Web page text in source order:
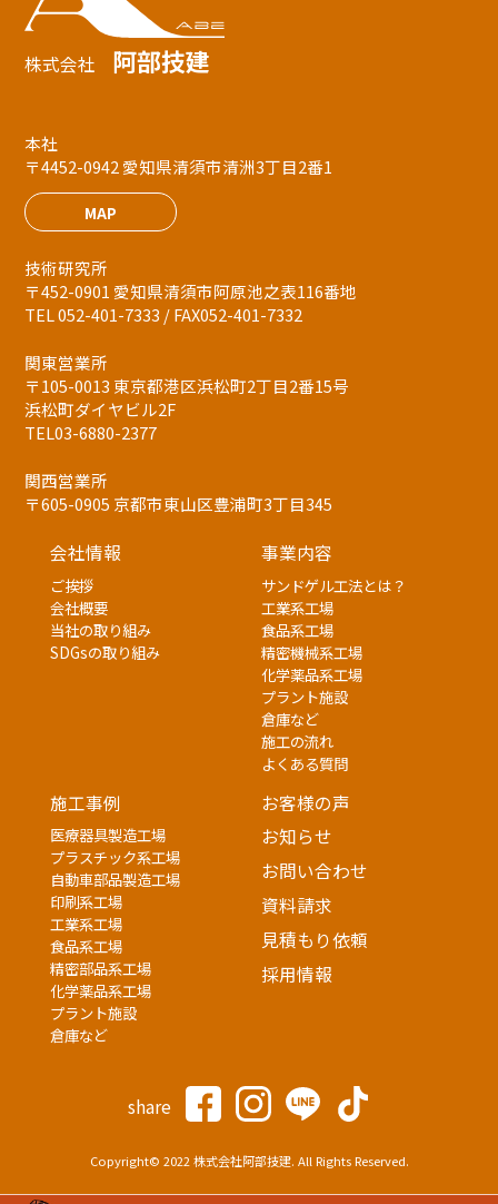
株式会社 阿部技建
本社
〒4452-0942 愛知県清須市清洲3丁目2番1
MAP
技術研究所
〒452-0901 愛知県清須市阿原池之表116番地
TEL 052-401-7333 / FAX052-401-7332
関東営業所
〒105-0013 東京都港区浜松町2丁目2番15号
浜松町ダイヤビル2F
TEL03-6880-2377
関西営業所
〒605-0905 京都市東山区豊浦町3丁目345
会社情報
ご挨拶
会社概要
当社の取り組み
SDGsの取り組み
事業内容
サンドゲル工法とは？
工業系工場
食品系工場
精密機械系工場
化学薬品系工場
プラント施設
倉庫など
施工の流れ
よくある質問
施工事例
医療器具製造工場
プラスチック系工場
自動車部品製造工場
印刷系工場
工業系工場
食品系工場
精密部品系工場
化学薬品系工場
プラント施設
倉庫など
お客様の声
お知らせ
お問い合わせ
資料請求
見積もり依頼
採用情報
share
Copyright© 2022 株式会社阿部技建. All Rights Reserved.